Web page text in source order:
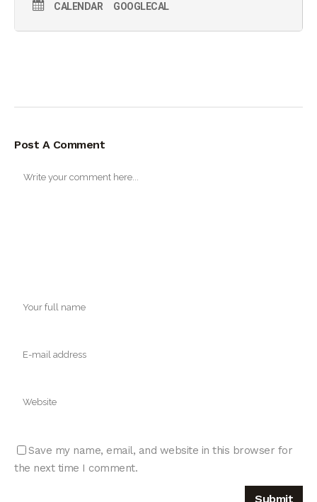
CALENDAR GOOGLECAL
Post A Comment
Save my name, email, and website in this browser for
the next time I comment.